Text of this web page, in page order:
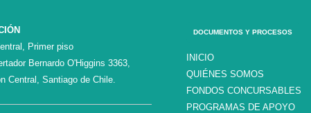
Primer piso
Bernardo O'Higgins 3363,
Central, Santiago de Chile.
DOCUMENTOS Y PROCESOS
INICIO
QUIÉNES SOMOS
FONDOS CONCURSABLES
PROGRAMAS DE APOYO